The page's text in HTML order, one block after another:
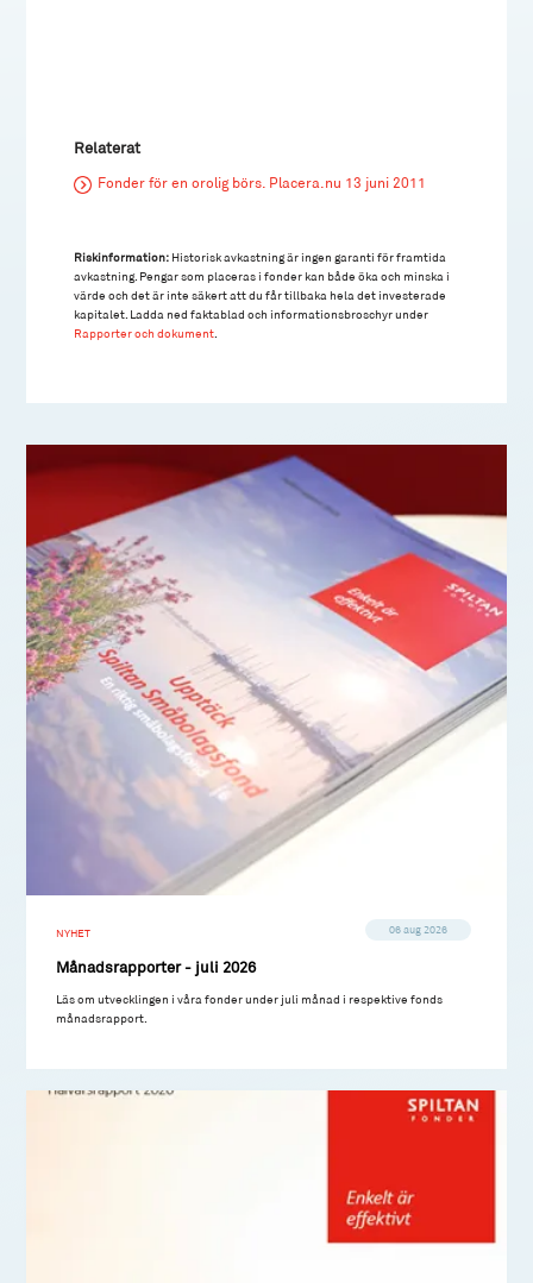
Relaterat
Fonder för en orolig börs. Placera.nu 13 juni 2011
Riskinformation: Historisk avkastning är ingen garanti för framtida
avkastning. Pengar som placeras i fonder kan både öka och minska i
värde och det är inte säkert att du får tillbaka hela det investerade
kapitalet. Ladda ned faktablad och informationsbroschyr under
Rapporter och dokument
NYHET 06 aug 2026
Månadsrapporter - juli 2026
Läs om utvecklingen i våra fonder under juli månad i respektive fonds
månadsrapport.